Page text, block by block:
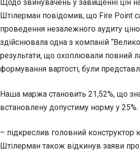
Щодо звинувачень у завищенні цін
Штілерман повідомив, що Fire Point
проведення незалежного аудиту
здійснювала одна з компаній
результати, що охоплювали повний
формування вартості, були
Наша маржа становить 21,52%, що
встановлену допустиму норму у 25%.
– підкреслив головний конструктор
Штілерман також відкинув заяви